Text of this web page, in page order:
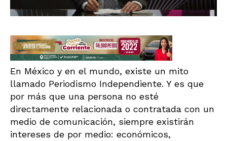
En México y en el mundo, existe un mito
llamado Periodismo Independiente. Y es que
por más que una persona no esté
directamente relacionada o contratada con un
medio de comunicación, siempre existirán
intereses de por medio: económicos,